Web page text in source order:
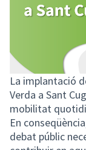
La implantació
Verda a Sant
mobilitat
En
debat públic